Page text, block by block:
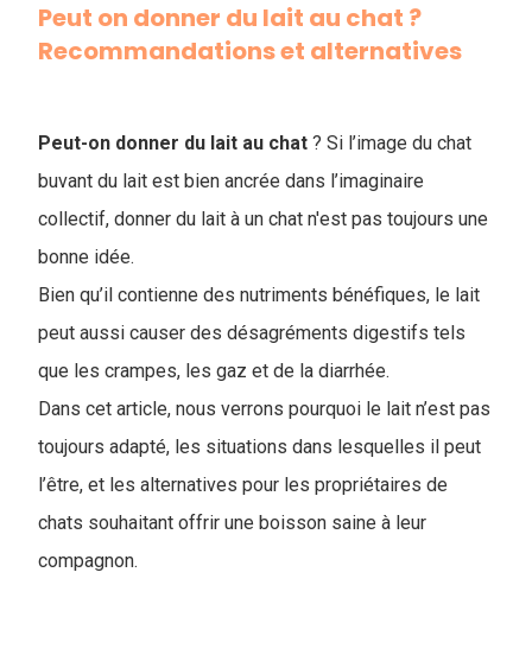
Peut on donner du lait au chat ?
Recommandations et alternatives
Peut-on donner du lait au chat ? Si l’image du chat
buvant du lait est bien ancrée dans l’imaginaire
collectif, donner du lait à un chat n'est pas toujours une
bonne idée.
Bien qu’il contienne des nutriments bénéfiques, le lait
peut aussi causer des désagréments digestifs tels
que les crampes, les gaz et de la diarrhée.
Dans cet article, nous verrons pourquoi le lait n’est pas
toujours adapté, les situations dans lesquelles il peut
l’être, et les alternatives pour les propriétaires de
chats souhaitant offrir une boisson saine à leur
compagnon.